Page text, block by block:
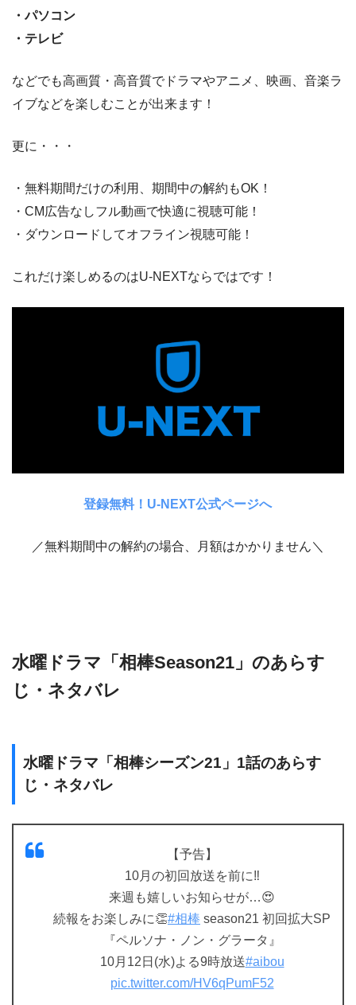
・パソコン
・テレビ
などでも高画質・高音質でドラマやアニメ、映画、音楽ラ
イブなどを楽しむことが出来ます！
更に・・・
・無料期間だけの利用、期間中の解約もOK！
・CM広告なしフル動画で快適に視聴可能！
・ダウンロードしてオフライン視聴可能！
これだけ楽しめるのはU-NEXTならではです！
登録無料！U-NEXT公式ページへ
／無料期間中の解約の場合、月額はかかりません＼
水曜ドラマ「相棒Season21」のあらす
じ・ネタバレ
水曜ドラマ「相棒シーズン21」1話のあらす
じ・ネタバレ
【予告】
10月の初回放送を前に‼️
来週も嬉しいお知らせが…😍
続報をお楽しみに👏#相棒 season21 初回拡大SP
『ペルソナ・ノン・グラータ』
10月12日(水)よる9時放送#aibou
pic.twitter.com/HV6qPumF52